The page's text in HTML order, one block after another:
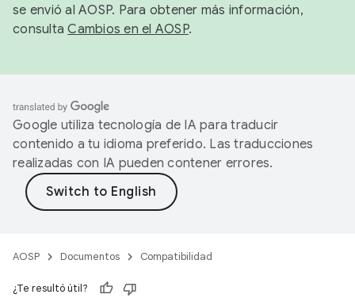
se envió al AOSP. Para obtener más información,
consultaCambios en el AOSP.
Google utiliza tecnología de IA para traducir
contenido a tu idioma preferido. Las traducciones
realizadas con IA pueden contener errores.
AOSP Documentos Compatibilidad
¿Te resultó útil?